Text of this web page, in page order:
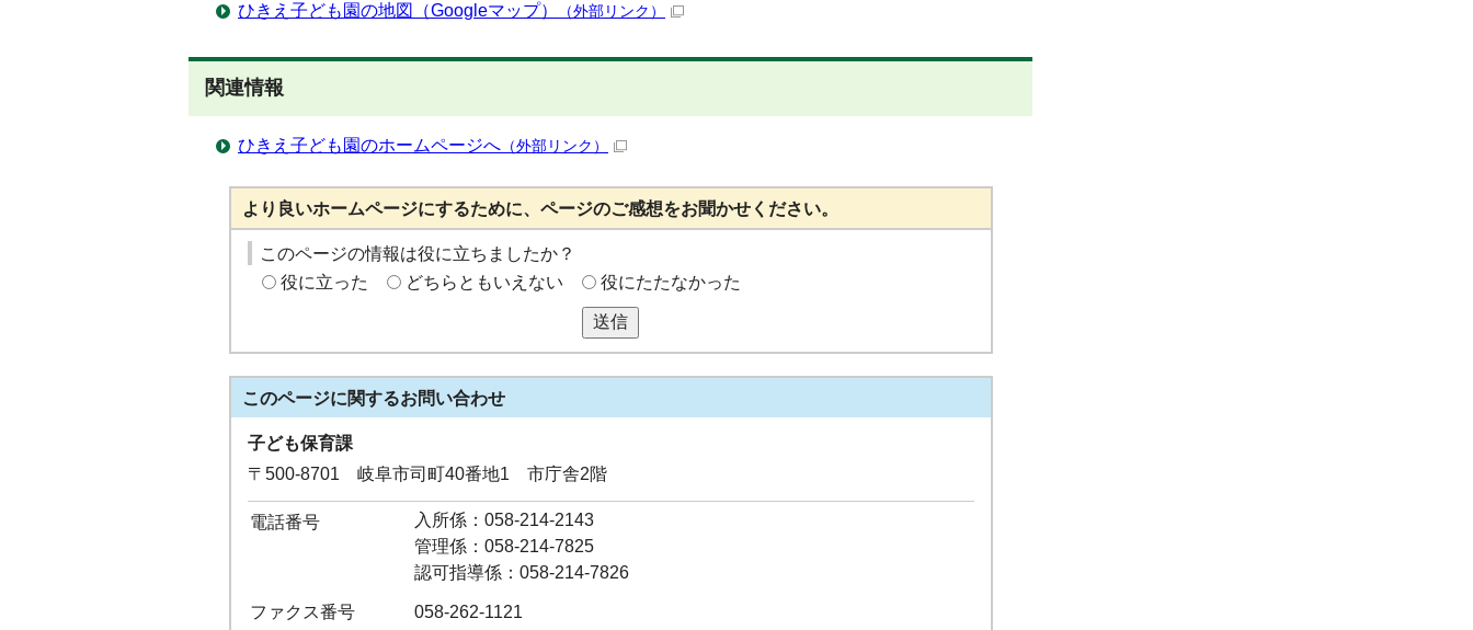
ひきえ子ども園の地図（Googleマップ） （外部リンク）
関連情報
ひきえ子ども園のホームページへ （外部リンク）
より良いホームページにするために、ページのご感想をお聞かせください。
このページの情報は役に立ちましたか？
役に立った
どちらともいえない 役にたたなかった
送信
このページに関するお問い合わせ
子ども保育課
〒500-8701 岐阜市司町40番地1 市庁舎2階
電話番号
入所係：058-214-2143
管理係：058-214-7825
認可指導係：058-214-7826
ファクス番号 058-262-1121